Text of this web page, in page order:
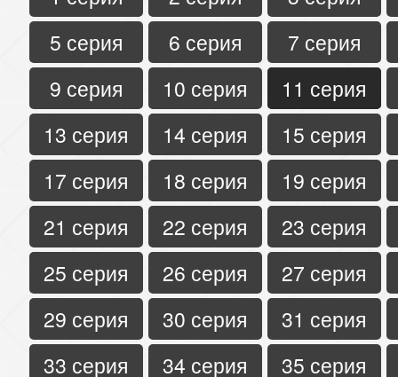
5 серия
6 серия
7 серия
9 серия
10 серия
11 серия
13 серия
14 серия
15 серия
17 серия
18 серия
19 серия
21 серия
22 серия
23 серия
25 серия
26 серия
27 серия
29 серия
30 серия
31 серия
33 серия
34 серия
35 серия